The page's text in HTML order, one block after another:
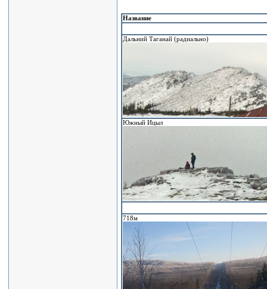
Название
Дальний Таганай (радиально)
Южный Ицыл
718м